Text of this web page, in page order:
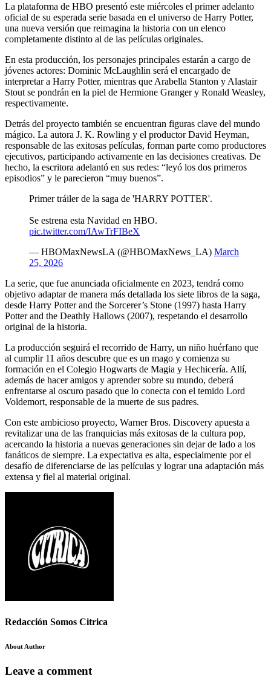
La plataforma de HBO presentó este miércoles el primer adelanto
oficial de su esperada serie basada en el universo de Harry Potter,
una nueva versión que reimagina la historia con un elenco
completamente distinto al de las películas originales.
En esta producción, los personajes principales estarán a cargo de
jóvenes actores: Dominic McLaughlin será el encargado de
interpretar a Harry Potter, mientras que Arabella Stanton y Alastair
Stout se pondrán en la piel de Hermione Granger y Ronald Weasley,
respectivamente.
Detrás del proyecto también se encuentran figuras clave del mundo
mágico. La autora J. K. Rowling y el productor David Heyman,
responsable de las exitosas películas, forman parte como productores
ejecutivos, participando activamente en las decisiones creativas. De
hecho, la escritora adelantó en sus redes: “leyó los dos primeros
episodios” y le parecieron “muy buenos”.
Primer tráiler de la saga de 'HARRY POTTER'.
Se estrena esta Navidad en HBO.
pic.twitter.com/IAwTrFIBeX
— HBOMaxNewsLA (@HBOMaxNews_LA) March
25, 2026
La serie, que fue anunciada oficialmente en 2023, tendrá como
objetivo adaptar de manera más detallada los siete libros de la saga,
desde Harry Potter and the Sorcerer’s Stone (1997) hasta Harry
Potter and the Deathly Hallows (2007), respetando el desarrollo
original de la historia.
La producción seguirá el recorrido de Harry, un niño huérfano que
al cumplir 11 años descubre que es un mago y comienza su
formación en el Colegio Hogwarts de Magia y Hechicería. Allí,
además de hacer amigos y aprender sobre su mundo, deberá
enfrentarse al oscuro pasado que lo conecta con el temido Lord
Voldemort, responsable de la muerte de sus padres.
Con este ambicioso proyecto, Warner Bros. Discovery apuesta a
revitalizar una de las franquicias más exitosas de la cultura pop,
acercando la historia a nuevas generaciones sin dejar de lado a los
fanáticos de siempre. La expectativa es alta, especialmente por el
desafío de diferenciarse de las películas y lograr una adaptación más
extensa y fiel al material original.
Redacción Somos Citrica
About Author
Leave a comment